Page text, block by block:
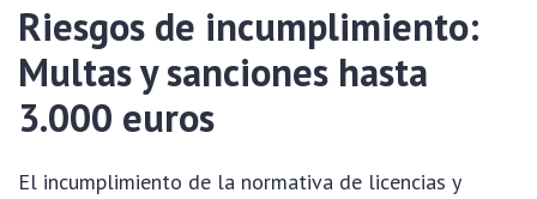
Riesgos de incumplimiento:
Multas y sanciones hasta
3.000 euros
El incumplimiento de la normativa de licencias y